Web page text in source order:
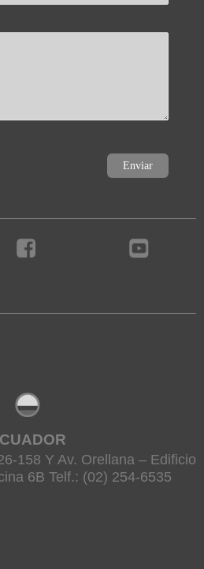
158 Y Av. Orellana – Edificio
6B Telf.: (02) 254-6535